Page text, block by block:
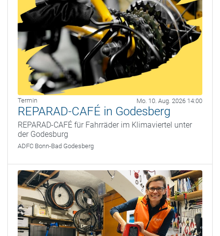
Termin Mo. 10. Aug. 2026 14:00
REPARAD-CAFÉ in Godesberg
REPARAD-CAFÉ für Fahrräder im Klimaviertel unter
der Godesburg
ADFC Bonn-Bad Godesberg